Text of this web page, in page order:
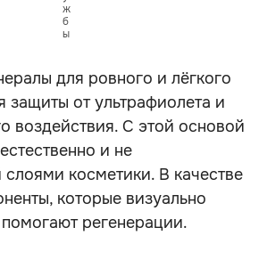
ж
б
ы
для ровного и лёгкого
защиты от ультрафиолета и
воздействия. С этой основой
и не
косметики. В качестве
которые визуально
регенерации.